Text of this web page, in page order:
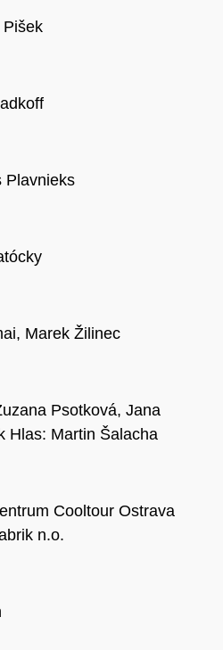
Pišek
Plavnieks
Marek Žilinec
Psotková, Jana
Hlas: Martin Šalacha
Cooltour Ostrava
n.o.